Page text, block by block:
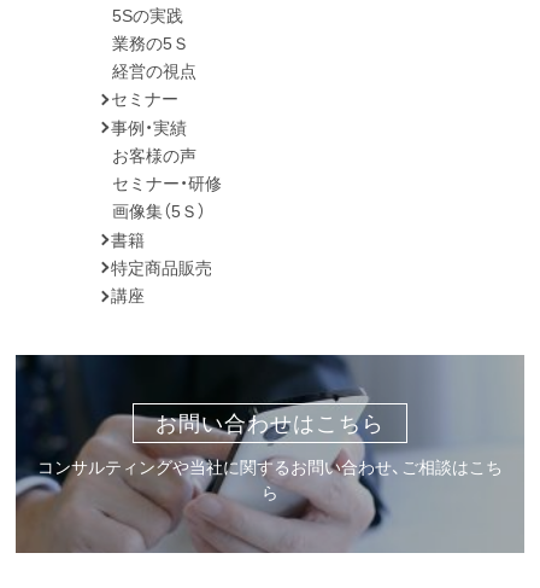
5Sの実践
業務の5Ｓ
経営の視点
セミナー
事例・実績
お客様の声
セミナー・研修
画像集（5Ｓ）
書籍
特定商品販売
講座
お問い合わせはこちら
コンサルティングや当社に関するお問い合わせ、ご相談はこち
ら